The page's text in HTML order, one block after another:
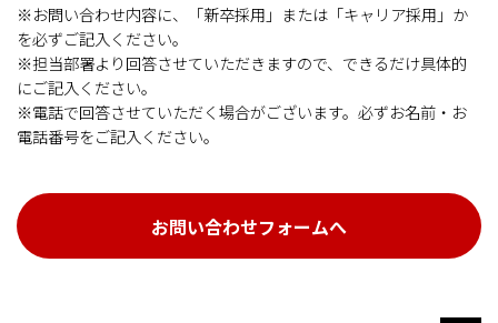
※お問い合わせ内容に、「新卒採用」または「キャリア採用」か
を必ずご記入ください。
※担当部署より回答させていただきますので、できるだけ具体的
にご記入ください。
※電話で回答させていただく場合がございます。必ずお名前・お
電話番号をご記入ください。
お問い合わせフォームへ